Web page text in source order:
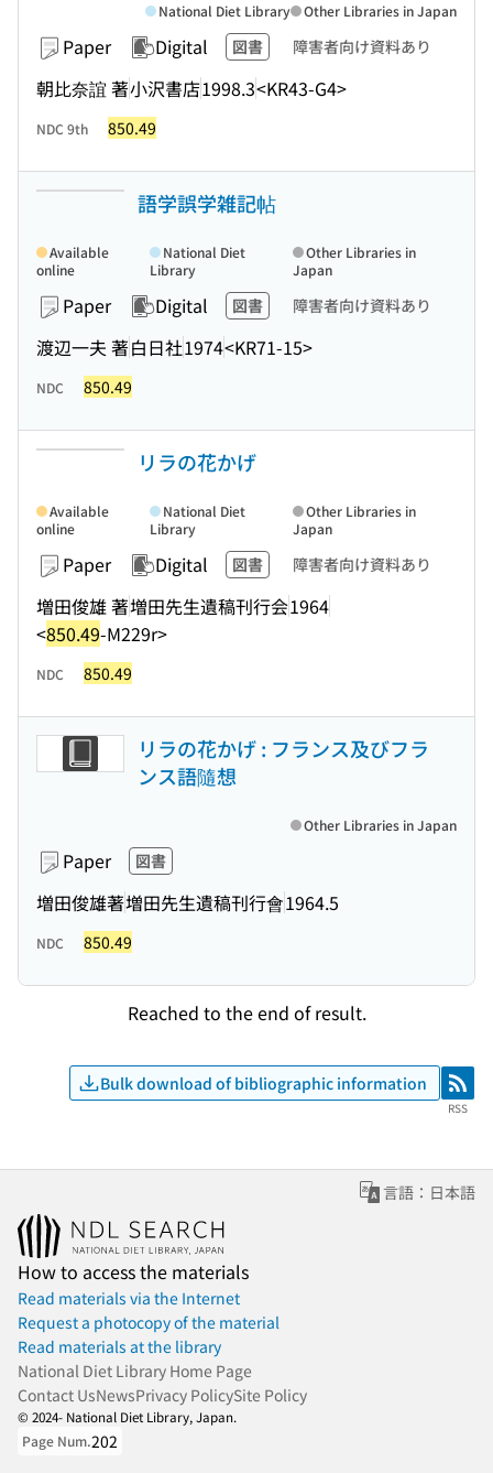
Paper Digital 図書 障害者向け資料あり
朝比奈誼 著小沢書店1998.3<KR43-G4>
National Diet Library Other Libraries in Japan
NDC 9th 850.49
語学誤学雑記帖
Paper Digital 図書 障害者向け資料あり
渡辺一夫 著白日社1974<KR71-15>
Available
online
National Diet
Library
Other Libraries in
Japan
NDC 850.49
リラの花かげ
Paper Digital 図書 障害者向け資料あり
増田俊雄 著増田先生遺稿刊行会1964
<850.49-M229r>
Available
online
National Diet
Library
Other Libraries in
Japan
NDC 850.49
リラの花かげ : フランス及びフラ
ンス語隨想
Paper 図書
増田俊雄著増田先生遺稿刊行會1964.5
Other Libraries in Japan
NDC 850.49
Reached to the end of result.
Bulk download of bibliographic information RSS
RSS
言語：日本語
How to access the materials
Read materials via the Internet
Request a photocopy of the material
Read materials at the library
National Diet Library Home Page
Contact UsNewsPrivacy PolicySite Policy
© 2024- National Diet Library, Japan.
Page Num.202